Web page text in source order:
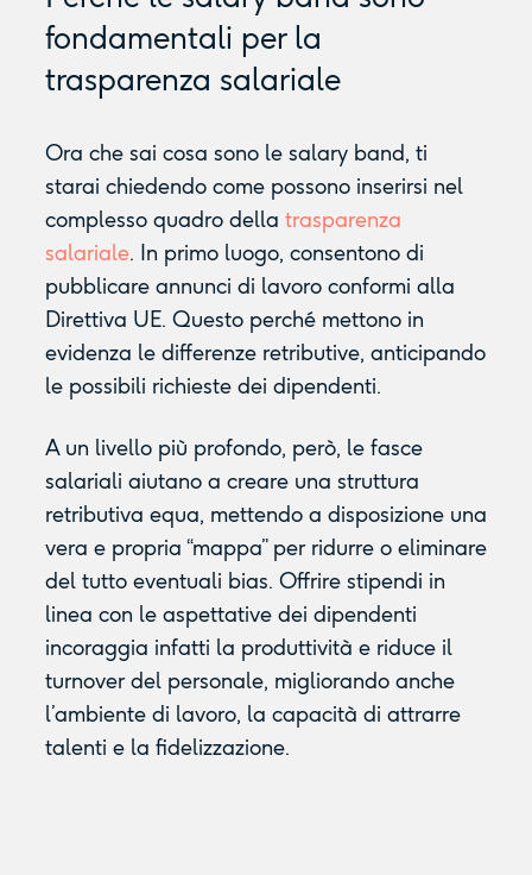
fondamentali per la
trasparenza salariale
Ora che sai cosa sono le salary band, ti
starai chiedendo come possono inserirsi nel
complesso quadro della trasparenza
salariale. In primo luogo, consentono di
pubblicare annunci di lavoro conformi alla
Direttiva UE. Questo perché mettono in
evidenza le differenze retributive, anticipando
le possibili richieste dei dipendenti.
A un livello più profondo, però, le fasce
salariali aiutano a creare una struttura
retributiva equa, mettendo a disposizione una
vera e propria “mappa” per ridurre o eliminare
del tutto eventuali bias. Offrire stipendi in
linea con le aspettative dei dipendenti
incoraggia infatti la produttività e riduce il
turnover del personale, migliorando anche
l’ambiente di lavoro, la capacità di attrarre
talenti e la fidelizzazione.